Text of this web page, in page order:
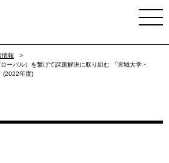
情報
>
ーバル）を繋げて課題解決に取り組む 「宮城大学・
(2022年度)